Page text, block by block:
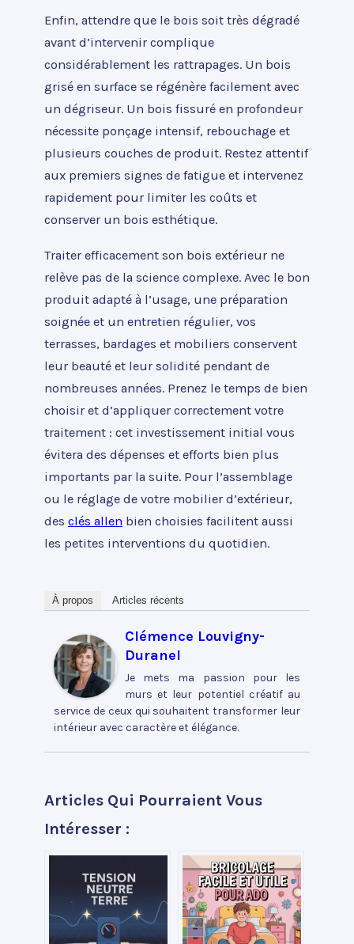
Enfin, attendre que le bois soit très dégradé
avant d’intervenir complique
considérablement les rattrapages. Un bois
grisé en surface se régénère facilement avec
un dégriseur. Un bois fissuré en profondeur
nécessite ponçage intensif, rebouchage et
plusieurs couches de produit. Restez attentif
aux premiers signes de fatigue et intervenez
rapidement pour limiter les coûts et
conserver un bois esthétique.
Traiter efficacement son bois extérieur ne
relève pas de la science complexe. Avec le bon
produit adapté à l’usage, une préparation
soignée et un entretien régulier, vos
terrasses, bardages et mobiliers conservent
leur beauté et leur solidité pendant de
nombreuses années. Prenez le temps de bien
choisir et d’appliquer correctement votre
traitement : cet investissement initial vous
évitera des dépenses et efforts bien plus
importants par la suite. Pour l’assemblage
ou le réglage de votre mobilier d’extérieur,
des clés allen bien choisies facilitent aussi
les petites interventions du quotidien.
À propos Articles récents
Clémence Louvigny-
Duranel
Je mets ma passion pour les
murs et leur potentiel créatif au
service de ceux qui souhaitent transformer leur
intérieur avec caractère et élégance.
Articles Qui Pourraient Vous
Intéresser :